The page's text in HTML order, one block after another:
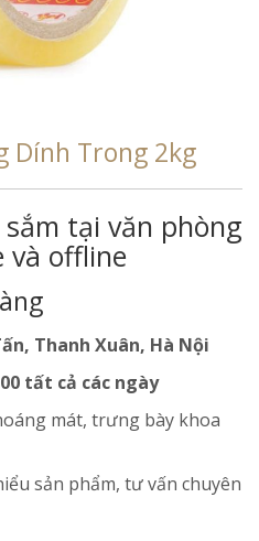
Dính Trong 2kg
tại văn phòng
và offline
Thanh Xuân, Hà Nội
tất cả các ngày
mát, trưng bày khoa
sản phẩm, tư vấn chuyên